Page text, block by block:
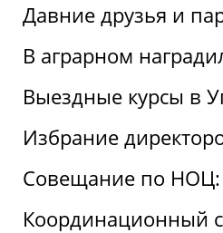
Давние друзья и
В аграрном
Выездные курсы в
Избрание
Совещание по
Координационный